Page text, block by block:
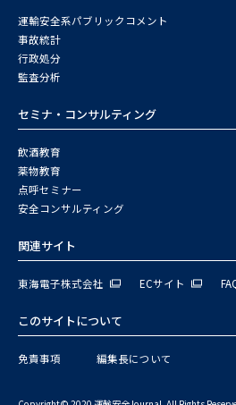
運輸安全系パブリックコメント
事故統計
行政処分
監査分析
セミナ・コンサルティング
飲酒教育
薬物教育
点呼セミナー
安全コンサルティング
関連サイト
東海電子株式会社 ECサイト
このサイトについて
免責事項 編集長について